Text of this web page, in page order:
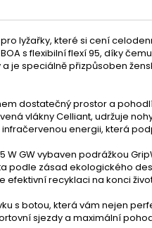
lyžařky, které si cení
s flexibilní flexí 95, díky
a je speciálně přizpůsoben
dostatečný prostor a
vlákny Celliant, udržuje
energii, která
GW vybaven podrážkou
podle zásad ekologického
efektivní recyklaci na konci
s botou, která vám nejen
sjezdy a maximální